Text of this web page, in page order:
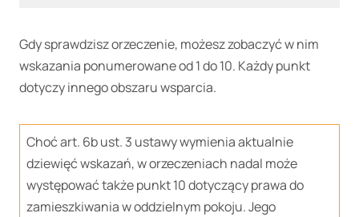
Gdy sprawdzisz orzeczenie, możesz zobaczyć w nim
wskazania ponumerowane od 1 do 10. Każdy punkt
dotyczy innego obszaru wsparcia.
Choć art. 6b ust. 3 ustawy wymienia aktualnie
dziewięć wskazań, w orzeczeniach nadal może
występować także punkt 10 dotyczący prawa do
zamieszkiwania w oddzielnym pokoju. Jego